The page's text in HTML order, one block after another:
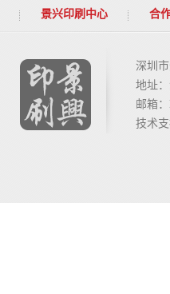
景兴印刷中心 合
深圳
地址
邮箱
技术